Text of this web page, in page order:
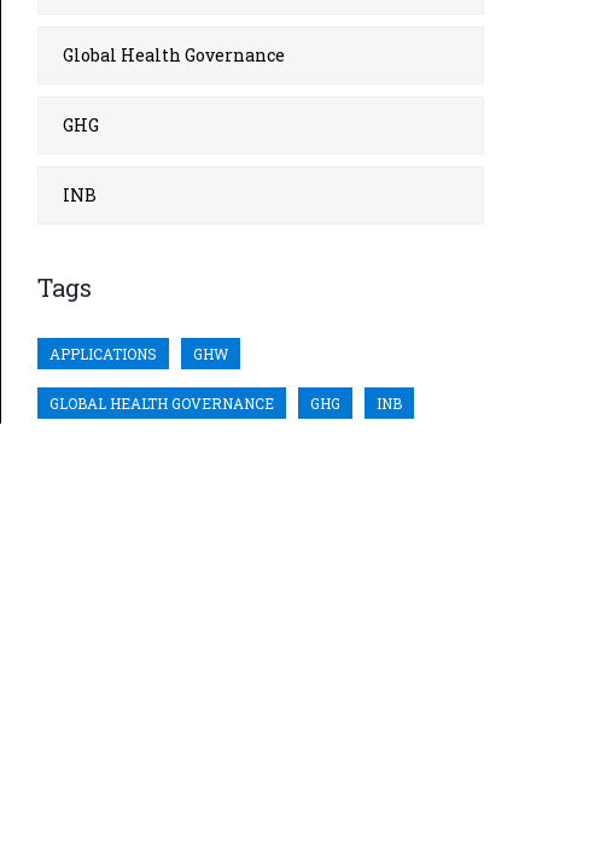
Global Health Governance
GHG
INB
Tags
APPLICATIONS GHW
GLOBAL HEALTH GOVERNANCE GHG INB